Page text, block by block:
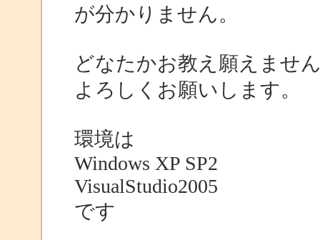
が分かりません。
どなたかお教え願えませ
よろしくお願いします。
環境は
Windows XP SP2
VisualStudio2005
です